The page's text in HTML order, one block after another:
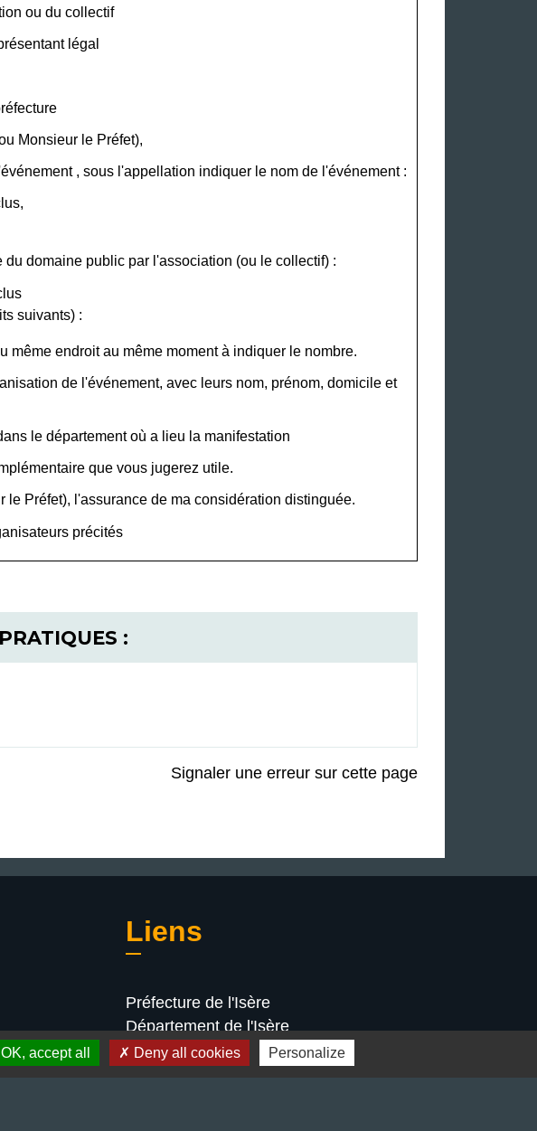
ou du collectif
légal
Monsieur le Préfet),
, sous l'appellation indiquer le nom de l'événement:
domaine public par l'association (ou le collectif) :
suivants) :
même endroit au même moment à indiquer le nombre.
de l'événement, avec leurs nom, prénom, domicile et
le département où a lieu la manifestation
que vous jugerez utile.
Préfet), l'assurance de ma considération distinguée.
précités
:
Signaler une erreur sur cette page
Liens
Préfecture de l'Isère
Département de l'Isère
Bièvre Isère communauté
OK, accept all Deny all cookies Personalize